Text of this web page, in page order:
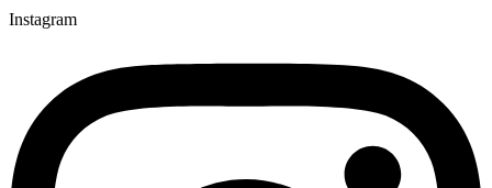
Instagram